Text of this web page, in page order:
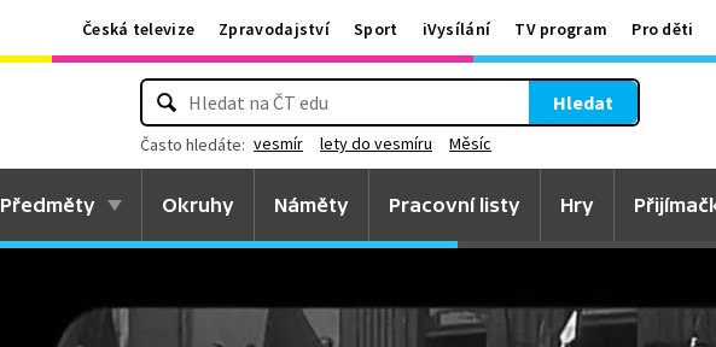
Česká televize Zpravodajství Sport iVysílání TV program Pro děti
Hledat
Často hledáte: vesmír lety do vesmíru Měsíc
Předměty Okruhy Náměty Pracovní listy Hry